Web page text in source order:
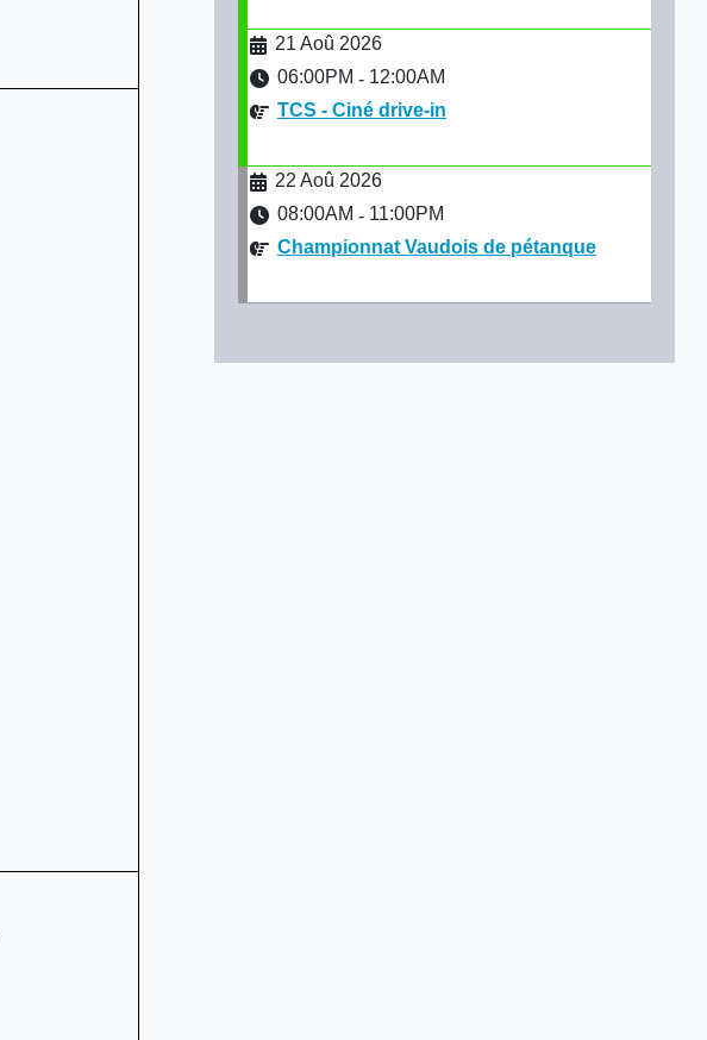
21 Aoû 2026
06:00PM - 12:00AM
TCS - Ciné drive-in
22 Aoû 2026
08:00AM - 11:00PM
Championnat Vaudois de pétanque